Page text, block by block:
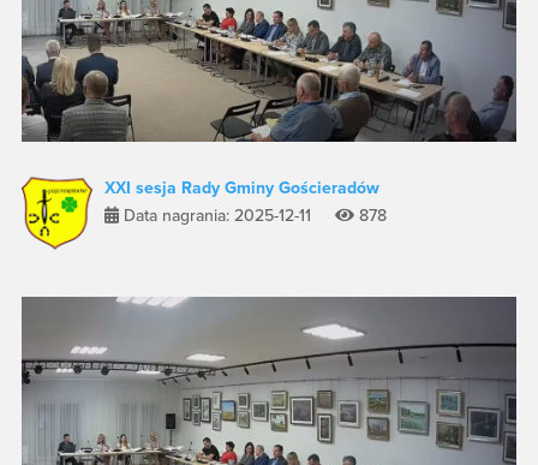
XXI sesja Rady Gminy Gościeradów
Data nagrania: 2025-12-11
878